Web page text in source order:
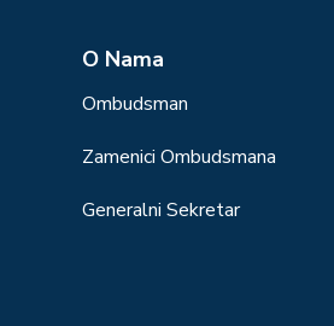
О Nama
Ombudsman
Zamenici Ombudsmana
Generalni Sekretar